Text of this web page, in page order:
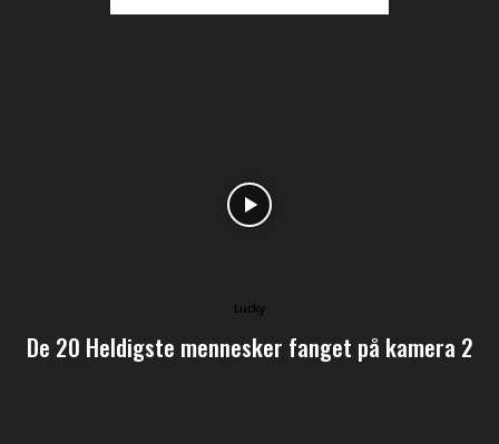
Lucky
De 20 Heldigste mennesker fanget på kamera 2